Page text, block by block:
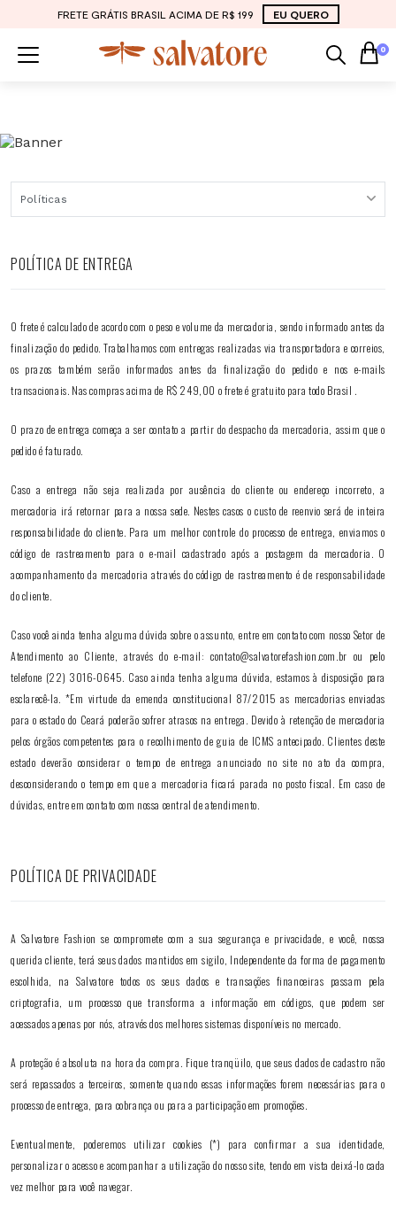
FRETE GRÁTIS BRASIL ACIMA DE R$ 199 EU QUERO
0
POLÍTICA DE ENTREGA
O frete é calculado de acordo com o peso e volume da mercadoria, sendo informado antes da
finalização do pedido. Trabalhamos com entregas realizadas via transportadora e correios,
os prazos também serão informados antes da finalização do pedido e nos e-mails
transacionais. Nas compras acima de R$ 249,00 o frete é gratuito para todo Brasil .
O prazo de entrega começa a ser contato a partir do despacho da mercadoria, assim que o
pedido é faturado.
Caso a entrega não seja realizada por ausência do cliente ou endereço incorreto, a
mercadoria irá retornar para a nossa sede. Nestes casos o custo de reenvio será de inteira
responsabilidade do cliente. Para um melhor controle do processo de entrega, enviamos o
código de rastreamento para o e-mail cadastrado após a postagem da mercadoria. O
acompanhamento da mercadoria através do código de rastreamento é de responsabilidade
do cliente.
Caso você ainda tenha alguma dúvida sobre o assunto, entre em contato com nosso Setor de
Atendimento ao Cliente, através do e-mail: contato@salvatorefashion.com.br ou pelo
telefone (22) 3016-0645. Caso ainda tenha alguma dúvida, estamos à disposição para
esclarecê-la. *Em virtude da emenda constitucional 87/2015 as mercadorias enviadas
para o estado do Ceará poderão sofrer atrasos na entrega. Devido à retenção de mercadoria
pelos órgãos competentes para o recolhimento de guia de ICMS antecipado. Clientes deste
estado deverão considerar o tempo de entrega anunciado no site no ato da compra,
desconsiderando o tempo em que a mercadoria ficará parada no posto fiscal. Em caso de
dúvidas, entre em contato com nossa central de atendimento.
POLÍTICA DE PRIVACIDADE
A Salvatore Fashion se compromete com a sua segurança e privacidade, e você, nossa
querida cliente, terá seus dados mantidos em sigilo, Independente da forma de pagamento
escolhida, na Salvatore todos os seus dados e transações financeiras passam pela
criptografia, um processo que transforma a informação em códigos, que podem ser
acessados apenas por nós, através dos melhores sistemas disponíveis no mercado.
A proteção é absoluta na hora da compra. Fique tranqüilo, que seus dados de cadastro não
será repassados a terceiros, somente quando essas informações forem necessárias para o
processo de entrega, para cobrança ou para a participação em promoções.
Eventualmente, poderemos utilizar cookies (*) para confirmar a sua identidade,
personalizar o acesso e acompanhar a utilização do nosso site, tendo em vista deixá-lo cada
vez melhor para você navegar.